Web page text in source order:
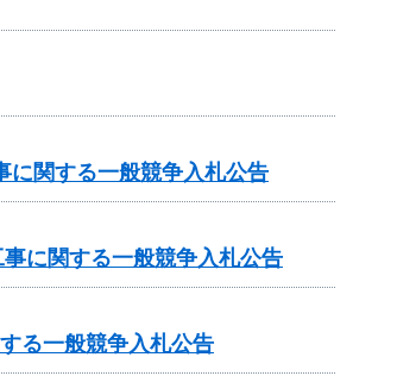
関する一般競争入札公告
に関する一般競争入札公告
る一般競争入札公告